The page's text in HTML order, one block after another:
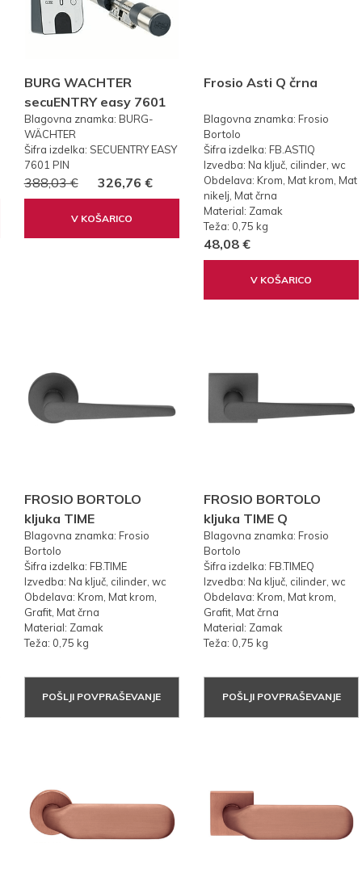
BURG WACHTER
secuENTRY easy 7601
PIN KODA
Blagovna znamka: BURG-
WÄCHTER
Šifra izdelka: SECUENTRY EASY
7601 PIN
388,03 € 326,76 €
V KOŠARICO
Frosio Asti Q črna
Blagovna znamka: Frosio
Bortolo
Šifra izdelka: FB.ASTIQ
Izvedba: Na ključ, cilinder, wc
Obdelava: Krom, Mat krom, Mat
nikelj, Mat črna
Material: Zamak
Teža: 0,75 kg
48,08 €
V KOŠARICO
FROSIO BORTOLO
kljuka TIME
Blagovna znamka: Frosio
Bortolo
Šifra izdelka: FB.TIME
Izvedba: Na ključ, cilinder, wc
Obdelava: Krom, Mat krom,
Grafit, Mat črna
Material: Zamak
Teža: 0,75 kg
POŠLJI POVPRAŠEVANJE
FROSIO BORTOLO
kljuka TIME Q
Blagovna znamka: Frosio
Bortolo
Šifra izdelka: FB.TIMEQ
Izvedba: Na ključ, cilinder, wc
Obdelava: Krom, Mat krom,
Grafit, Mat črna
Material: Zamak
Teža: 0,75 kg
POŠLJI POVPRAŠEVANJE